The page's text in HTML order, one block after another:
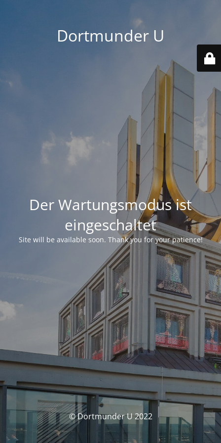
Dortmunder U
Der Wartungsmodus ist
eingeschaltet
Site will be available soon. Thank you for your patience!
© Dortmunder U 2022